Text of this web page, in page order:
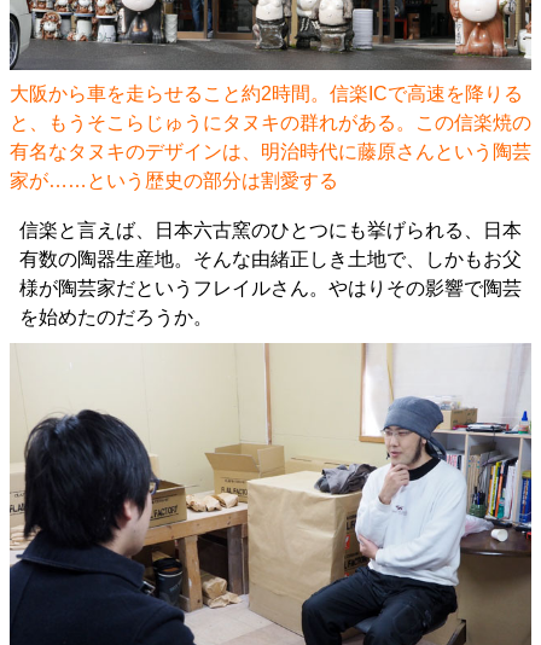
大阪から車を走らせること約2時間。信楽ICで高速を降りる
と、もうそこらじゅうにタヌキの群れがある。この信楽焼の
有名なタヌキのデザインは、明治時代に藤原さんという陶芸
家が……という歴史の部分は割愛する
信楽と言えば、日本六古窯のひとつにも挙げられる、日本
有数の陶器生産地。そんな由緒正しき土地で、しかもお父
様が陶芸家だというフレイルさん。やはりその影響で陶芸
を始めたのだろうか。